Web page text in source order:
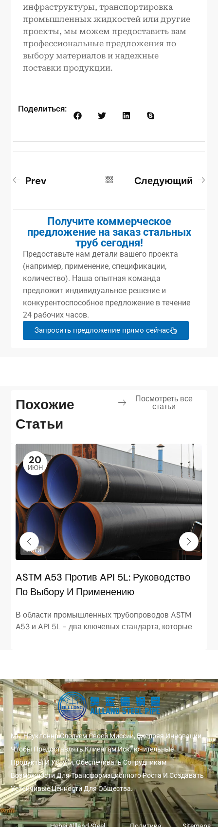
инфраструктуры, транспортировка
промышленных жидкостей или другие
проекты, мы можем предоставить вам
профессиональные предложения по
выбору материалов и надежные
поставки продукции.
Поделиться:
Prev Следующий
Получите коммерческое
предложение на заказ стальных
труб сегодня!
Предоставьте нам детали вашего проекта
(например, применение, спецификации,
количество). Наша опытная команда
предложит индивидуальное решение и
конкурентоспособное предложение в течение
24 рабочих часов.
Запросить предложение прямо сейчас
Похожие
Статьи
Посмотреть все
статьи
20
ИЮН
БЛОГИ
ASTM A53 Против API 5L: Руководство
По Выбору И Применению
В области промышленных трубопроводов ASTM
A53 и API 5L - два ключевых стандарта, которые
Мы Неуклонно Следуем Своей Миссии, Внедряя Инновации,
Чтобы Предоставлять Клиентам Исключительные
Продукты И Услуги, Обеспечивать Сотрудникам
Возможности Для Трансформационного Роста И Создавать
Устойчивые Ценности Для Общества.